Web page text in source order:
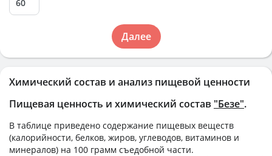
Химический состав и анализ пищевой ценности
Пищевая ценность и химический состав "Безе".
В таблице приведено содержание пищевых веществ
(калорийности, белков, жиров, углеводов, витаминов и
минералов) на 100 грамм съедобной части.
Далее